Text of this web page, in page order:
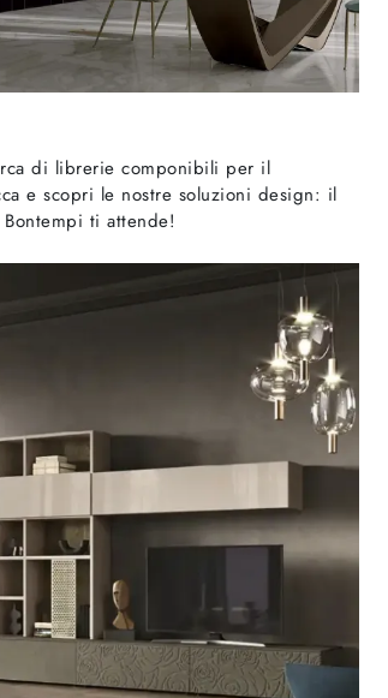
di librerie componibili per il
e scopri le nostre soluzioni design: il
ti attende!